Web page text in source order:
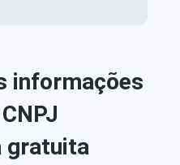
informações
gratuita